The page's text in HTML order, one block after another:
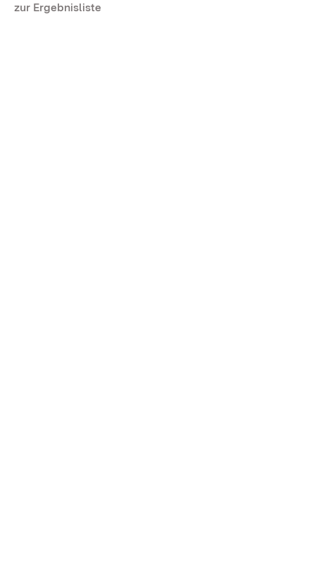
zur Ergebnisliste